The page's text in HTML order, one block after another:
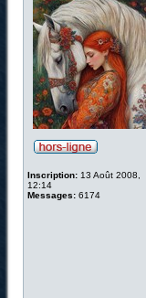
Inscription: 13 Août 2008,
12:14
Messages: 6174